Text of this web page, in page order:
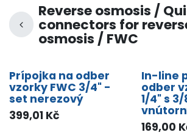
Reverse osmosis /
connectors for
osmosis / FWC
Prípojka na odber
vzorky FWC 3/4" -
set nerezový
399,01 Kč
In-line
odber
1/4" s
169,00